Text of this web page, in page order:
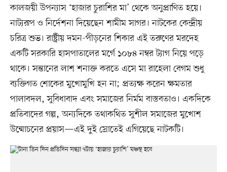
কালজয়ী উপন্যাস ‘হাজার চুরাশির মা’ থেকে অনুপ্রাণিত হয়ে।
নাট্যরূপ ও নির্দেশনা দিয়েছেন শামীম সাগর। নাটকের কেন্দ্রীয়
চরিত্র শুভ। রাষ্ট্রীয় দমন-পীড়নের শিকার এই তরুণের মরদেহ
একটি সরকারি হাসপাতালের মর্গে ১০৮৪ নম্বর ট্যাগ নিয়ে পড়ে
থাকে। সন্তানের লাশ শনাক্ত করতে এসে মা রাহেলা বেগম শুধু
ব্যক্তিগত শোকের মুখোমুখি হন না; প্রত্যক্ষ করেন ক্ষমতার
পালাবদল, সুবিধাবাদ এবং সমাজের নির্মম বাস্তবতাও। একদিকে
প্রতিবাদের গল্প, অন্যদিকে তথাকথিত সুশীল সমাজের মুখোশ
উন্মোচনের প্রয়াস—এই দুই স্রোতেই এগিয়েছে নাটকটি।